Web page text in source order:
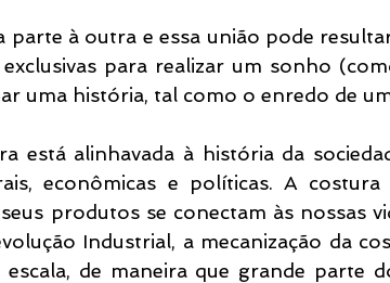
parte à outra e essa união pode
exclusivas para realizar um sonho
uma história, tal como o enredo de
está alinhavada à história da
econômicas e políticas. A
produtos se conectam às nossas
Industrial, a mecanização da
de maneira que grande parte